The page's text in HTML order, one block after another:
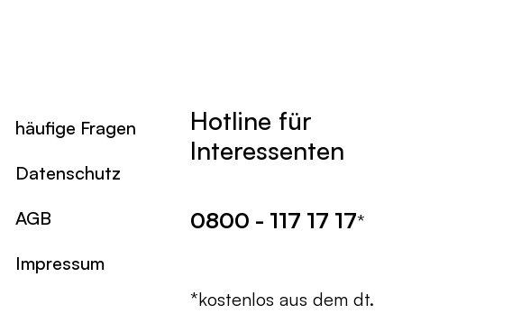
häufige Fragen
Datenschutz
AGB
Impressum
Hotline für
Interessenten
0800 - 117 17 17*
*kostenlos aus dem dt.